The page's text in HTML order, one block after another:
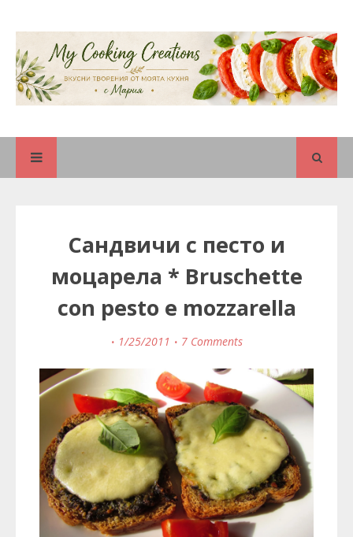
Сандвичи с песто и
моцарела * Bruschette
con pesto e mozzarella
1/25/2011 7 Comments